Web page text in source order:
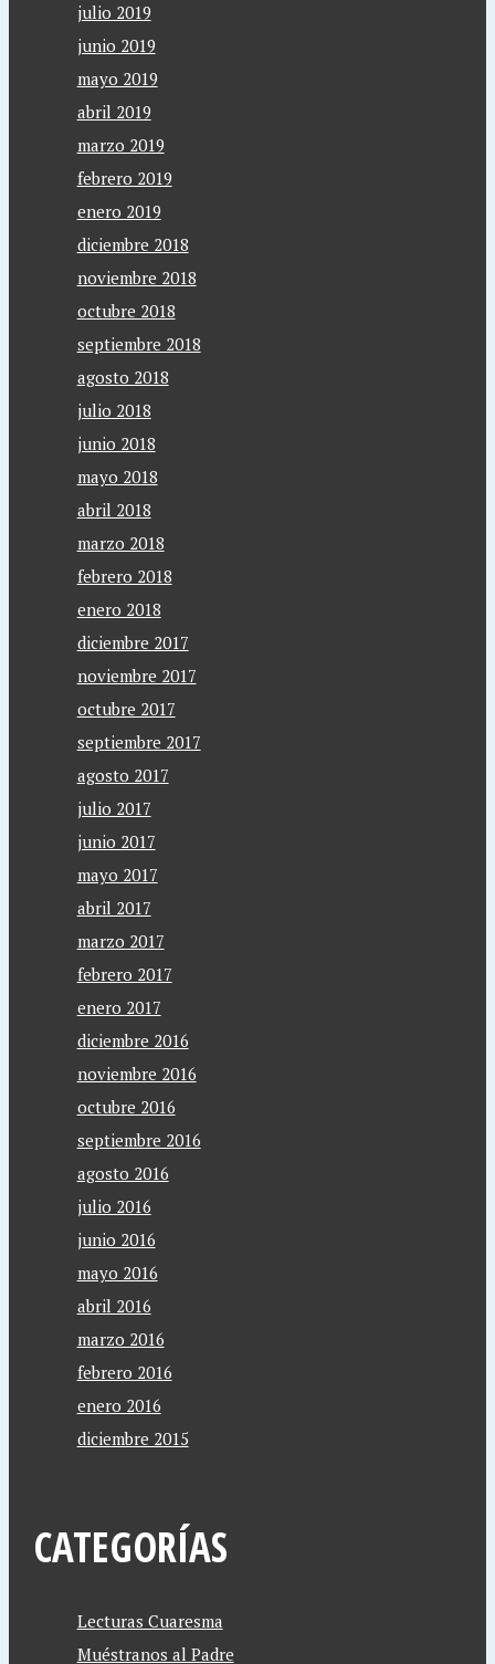
julio 2019
junio 2019
mayo 2019
abril 2019
marzo 2019
febrero 2019
enero 2019
diciembre 2018
noviembre 2018
octubre 2018
septiembre 2018
agosto 2018
julio 2018
junio 2018
mayo 2018
abril 2018
marzo 2018
febrero 2018
enero 2018
diciembre 2017
noviembre 2017
octubre 2017
septiembre 2017
agosto 2017
julio 2017
junio 2017
mayo 2017
abril 2017
marzo 2017
febrero 2017
enero 2017
diciembre 2016
noviembre 2016
octubre 2016
septiembre 2016
agosto 2016
julio 2016
junio 2016
mayo 2016
abril 2016
marzo 2016
febrero 2016
enero 2016
diciembre 2015
CATEGORÍAS
Lecturas Cuaresma
Muéstranos al Padre